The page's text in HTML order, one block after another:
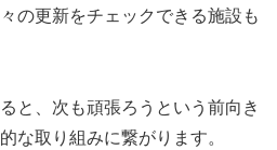
の更新をチェックできる施設も
と、次も頑張ろうという前向き
な取り組みに繋がります。